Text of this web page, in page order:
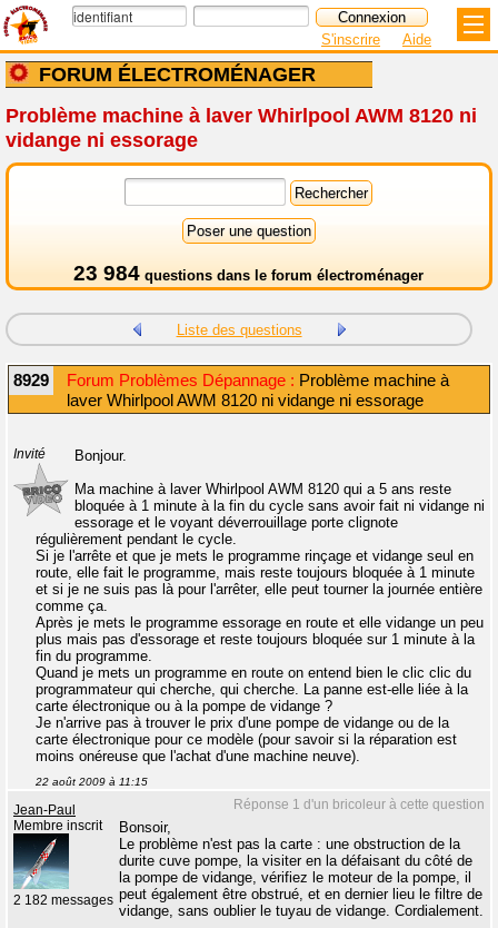
FORUM ÉLECTROMÉNAGER
S'inscrire Aide
Problème machine à laver Whirlpool AWM 8120 ni
vidange ni essorage
23 984 questions dans le forum électroménager
Liste des questions
8929 Forum Problèmes Dépannage : Problème machine à
laver Whirlpool AWM 8120 ni vidange ni essorage
Invité
Bonjour.
Ma machine à laver Whirlpool AWM 8120 qui a 5 ans reste
bloquée à 1 minute à la fin du cycle sans avoir fait ni vidange ni
essorage et le voyant déverrouillage porte clignote
régulièrement pendant le cycle.
Si je l'arrête et que je mets le programme rinçage et vidange seul en
route, elle fait le programme, mais reste toujours bloquée à 1 minute
et si je ne suis pas là pour l'arrêter, elle peut tourner la journée entière
comme ça.
Après je mets le programme essorage en route et elle vidange un peu
plus mais pas d'essorage et reste toujours bloquée sur 1 minute à la
fin du programme.
Quand je mets un programme en route on entend bien le clic clic du
programmateur qui cherche, qui cherche. La panne est-elle liée à la
carte électronique ou à la pompe de vidange ?
Je n'arrive pas à trouver le prix d'une pompe de vidange ou de la
carte électronique pour ce modèle (pour savoir si la réparation est
moins onéreuse que l'achat d'une machine neuve).
22 août 2009 à 11:15
Réponse 1 d'un bricoleur à cette question
Jean-Paul
Membre inscrit
2 182 messages
Bonsoir,
Le problème n'est pas la carte : une obstruction de la
durite cuve pompe, la visiter en la défaisant du côté de
la pompe de vidange, vérifiez le moteur de la pompe, il
peut également être obstrué, et en dernier lieu le filtre de
vidange, sans oublier le tuyau de vidange. Cordialement.